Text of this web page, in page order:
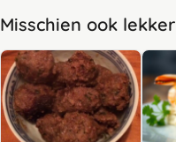
Misschien ook lekker